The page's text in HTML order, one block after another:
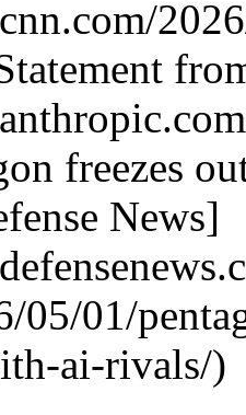
freezes
News]
05/01/
ai-rivals/)